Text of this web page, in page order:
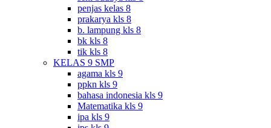
penjas kelas 8
prakarya kls 8
b. lampung kls 8
bk kls 8
tik kls 8
KELAS 9 SMP
agama kls 9
ppkn kls 9
bahasa indonesia kls 9
Matematika kls 9
ipa kls 9